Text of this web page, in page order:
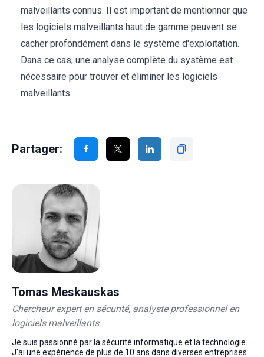
malveillants connus. Il est important de mentionner que
les logiciels malveillants haut de gamme peuvent se
cacher profondément dans le système d'exploitation.
Dans ce cas, une analyse complète du système est
nécessaire pour trouver et éliminer les logiciels
malveillants.
Partager:
Tomas Meskauskas
Chercheur expert en sécurité, analyste professionnel en
logiciels malveillants
Je suis passionné par la sécurité informatique et la technologie.
J'ai une expérience de plus de 10 ans dans diverses entreprises